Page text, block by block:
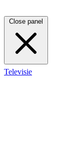
Close panel
Televisie